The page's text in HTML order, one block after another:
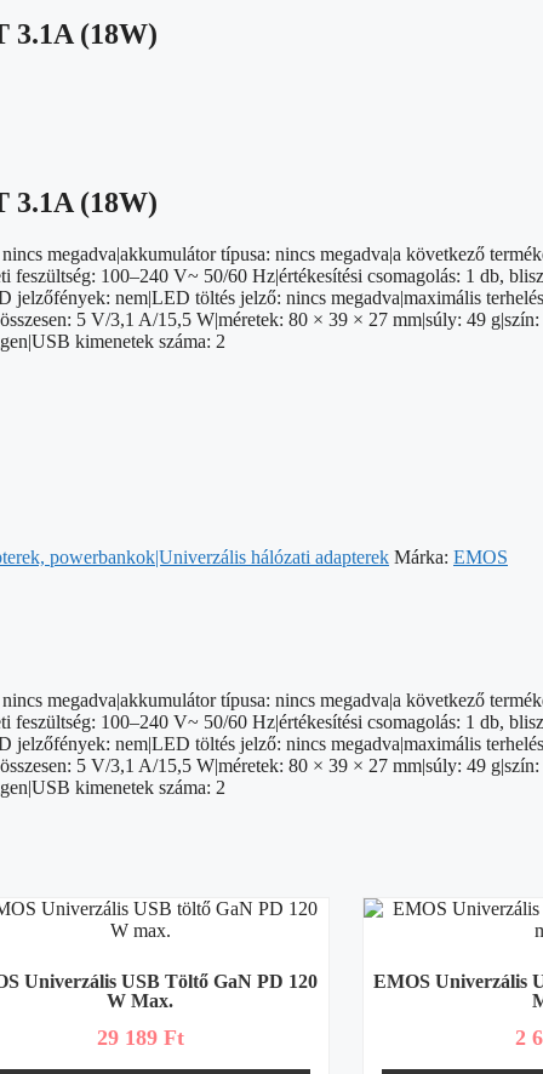
3.1A (18W)
3.1A (18W)
megadva|akkumulátor típusa: nincs megadva|a következő
feszültség: 100–240 V~ 50/60 Hz|értékesítési csomagolás: 1 db,
nem|LED töltés jelző: nincs megadva|maximális
5 V/3,1 A/15,5 W|méretek: 80 × 39 × 27 mm|súly: 49 g|szín:
kimenetek száma: 2
powerbankok|Univerzális hálózati adapterek Márka: EMOS
megadva|akkumulátor típusa: nincs megadva|a következő
feszültség: 100–240 V~ 50/60 Hz|értékesítési csomagolás: 1 db,
nem|LED töltés jelző: nincs megadva|maximális
5 V/3,1 A/15,5 W|méretek: 80 × 39 × 27 mm|súly: 49 g|szín:
kimenetek száma: 2
Univerzális USB Töltő GaN PD 120
W Max.
29 189 Ft
EMOS Univerzális
2